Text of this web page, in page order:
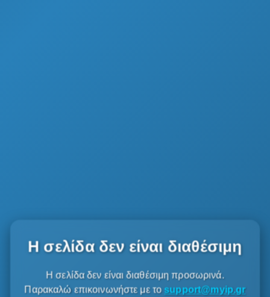
Η σελίδα δεν είναι διαθέσιμη
Η σελίδα δεν είναι διαθέσιμη προσωρινά.
Παρακαλώ επικοινωνήστε με το support@myip.gr